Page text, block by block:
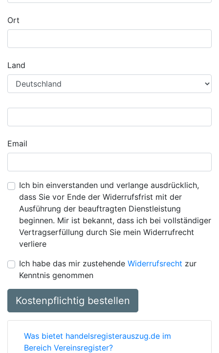
Ort
Land
Email
Ich bin einverstanden und verlange ausdrücklich,
dass Sie vor Ende der Widerrufsfrist mit der
Ausführung der beauftragten Dienstleistung
beginnen. Mir ist bekannt, dass ich bei vollständiger
Vertragserfüllung durch Sie mein Widerrufrecht
verliere
Ich habe das mir zustehende Widerrufsrecht zur
Kenntnis genommen
Kostenpflichtig bestellen
Was bietet handelsregisterauszug.de im
Bereich Vereinsregister?